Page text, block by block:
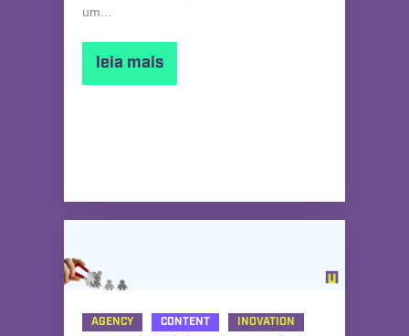
um...
leia mais
AGENCY CONTENT
INOVATION